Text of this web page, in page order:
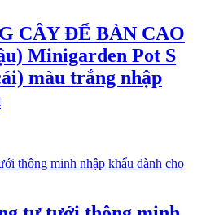
CÂY ĐỂ BÀN CAO
Minigarden Pot S
màu trắng nhập